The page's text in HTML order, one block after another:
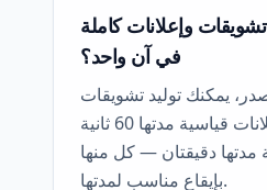
وإعلانات كاملة
في آن واحد؟
يمكنك توليد تشويقات
مدتها 15 ثانية وإعلانات قياسية مدتها 60 ثانية
دقيقتان — كل منها
بإيقاع مناسب لمدتها.